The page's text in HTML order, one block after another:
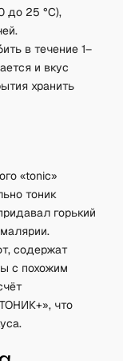
до 25 °C),
в течение 1–
и вкус
хранить
«tonic»
тоник
горький
содержат
с похожим
что